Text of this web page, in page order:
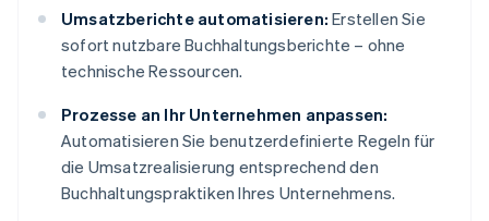
Umsatzberichte automatisieren: Erstellen Sie
sofort nutzbare Buchhaltungsberichte – ohne
technische Ressourcen.
Prozesse an Ihr Unternehmen anpassen:
Automatisieren Sie benutzerdefinierte Regeln für
die Umsatzrealisierung entsprechend den
Buchhaltungspraktiken Ihres Unternehmens.